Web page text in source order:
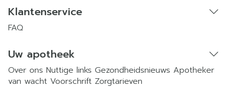
Klantenservice
FAQ
Uw apotheek
Over ons Nuttige links Gezondheidsnieuws Apotheker
van wacht Voorschrift Zorgtarieven